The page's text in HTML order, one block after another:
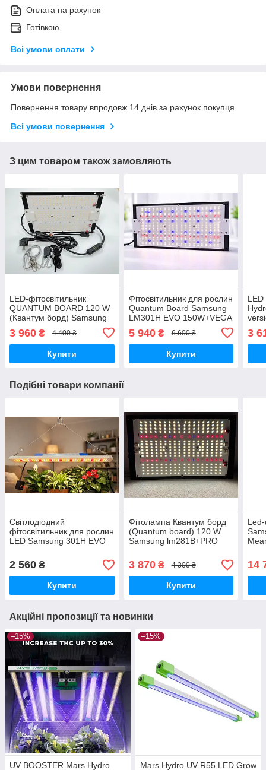
Оплата на рахунок
Готівкою
Всі умови оплати
Умови повернення
Повернення товару впродовж 14 днів за рахунок покупця
Всі умови повернення
З цим товаром також замовляють
LED-фітосвітильник
QUANTUM BOARD 120 W
(Квантум борд) Samsung
3 960 ₴ 4 400 ₴
Купити
Фітосвітильник для рослин
Quantum Board Samsung
LM301H EVO 150W+VEGA
5 940₴ 6 600 ₴
Купити
LED
3
Подібні товари компанії
Світлодіодний
фітосвітильник для рослин
LED Samsung 301H EVO
2 560 ₴
Купити
Фітолампа Квантум борд
(Quantum board) 120 W
Samsung lm281B+PRO
Meanwell 150W і
радіатором
3 870₴ 4 300 ₴
Купити
Led-
14
Акційні пропозиції та новинки
–15%
UV BOOSTER Mars Hydro
–15%
Mars Hydro UV R55 LED Grow